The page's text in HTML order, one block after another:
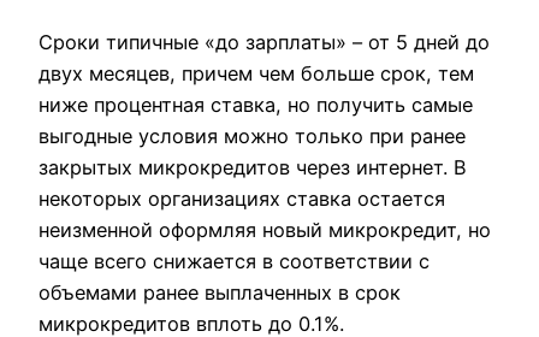
Сроки типичные «до зарплаты» – от 5 дней до
двух месяцев, причем чем больше срок, тем
ниже процентная ставка, но получить самые
выгодные условия можно только при ранее
закрытых микрокредитов через интернет. В
некоторых организациях ставка остается
неизменной оформляя новый микрокредит, но
чаще всего снижается в соответствии с
объемами ранее выплаченных в срок
микрокредитов вплоть до 0.1%.